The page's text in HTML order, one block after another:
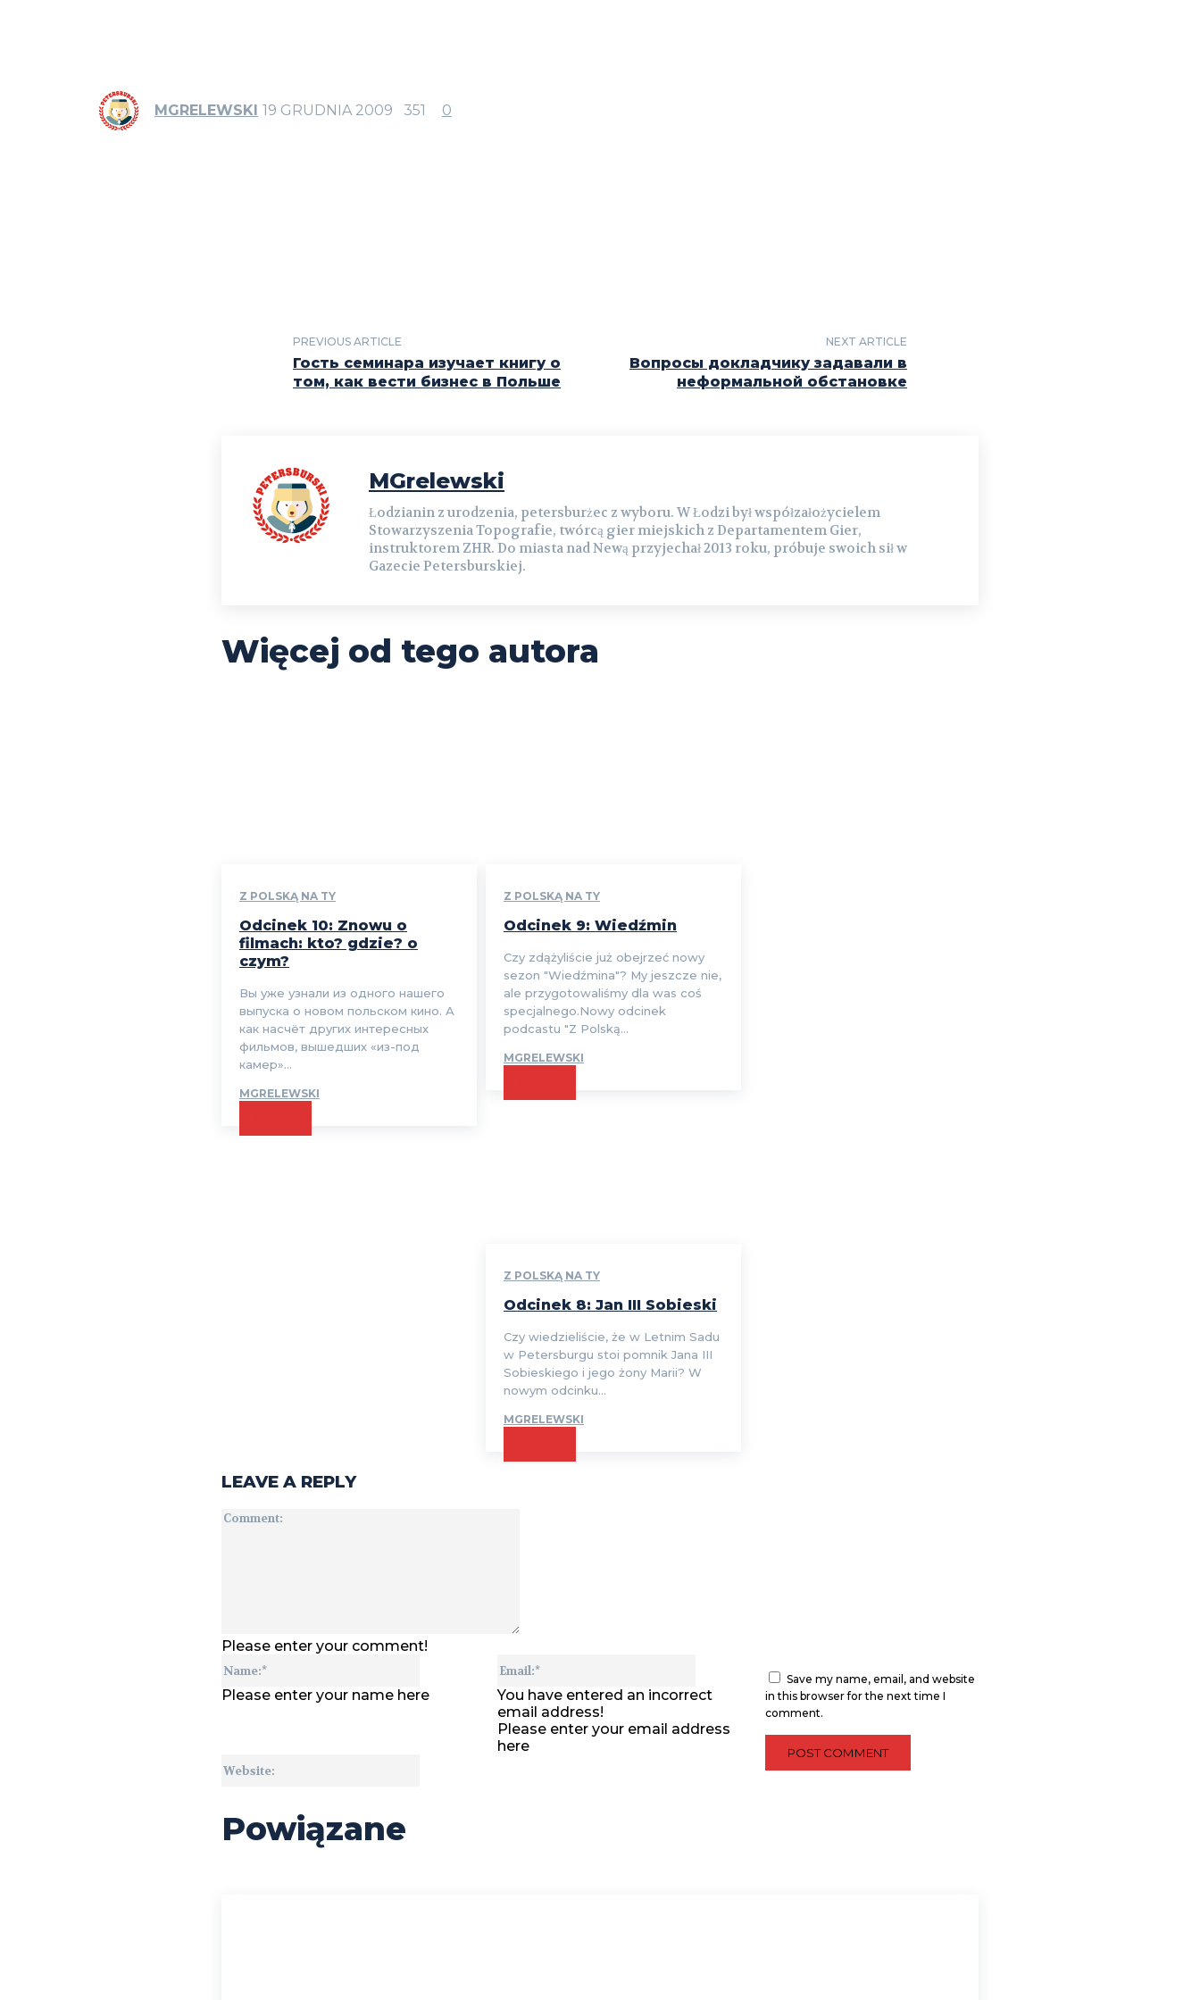
MGRELEWSKI 19 GRUDNIA 2009 351 0
PREVIOUS ARTICLE
Гость семинара изучает книгу о
том, как вести бизнес в Польше
NEXT ARTICLE
Вопросы докладчику задавали в
неформальной обстановке
MGrelewski
Łodzianin z urodzenia, petersburżec z wyboru. W Łodzi był współzałożycielem
Stowarzyszenia Topografie, twórcą gier miejskich z Departamentem Gier,
instruktorem ZHR. Do miasta nad Newą przyjechał 2013 roku, próbuje swoich sił w
Gazecie Petersburskiej.
Więcej od tego autora
Z POLSKĄ NA TY
Odcinek 10: Znowu o
filmach: kto? gdzie? o
czym?
Вы уже узнали из одного нашего
выпуска о новом польском кино. А
как насчёт других интересных
фильмов, вышедших «из-под
камер»...
MGRELEWSKI
Z POLSKĄ NA TY
Odcinek 9: Wiedźmin
Czy zdążyliście już obejrzeć nowy
sezon "Wiedźmina"? My jeszcze nie,
ale przygotowaliśmy dla was coś
specjalnego.Nowy odcinek
podcastu "Z Polską...
MGRELEWSKI
Z POLSKĄ NA TY
Odcinek 8: Jan III Sobieski
Czy wiedzieliście, że w Letnim Sadu
w Petersburgu stoi pomnik Jana III
Sobieskiego i jego żony Marii? W
nowym odcinku...
MGRELEWSKI
LEAVE A REPLY
Please enter your comment!
Please enter your name here
You have entered an incorrect
email address!
Please enter your email address
here
Save my name, email, and website
in this browser for the next time I
comment.
Powiązane